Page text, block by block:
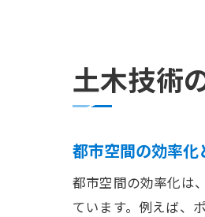
土木技術
都市空間の効率
都市空間の効率化は
ています。例えば、